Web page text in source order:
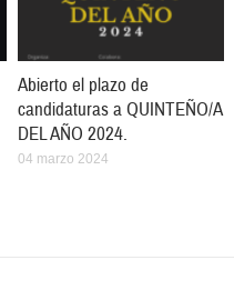
Abierto el plazo de
candidaturas a QUINTEÑO/A
DEL AÑO 2024.
04 marzo 2024